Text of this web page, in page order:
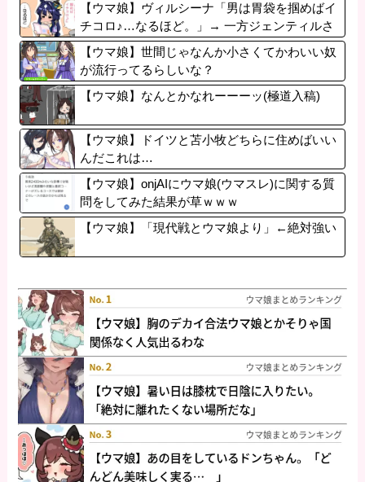
【ウマ娘】ヴィルシーナ「男は胃袋を掴めばイ
チコロ♪…なるほど。」→ 一方ジェンティルさ
ん（アカン）
【ウマ娘】世間じゃなんか小さくてかわいい奴
が流行ってるらしいな？
【ウマ娘】なんとかなれーーーッ(極道入稿)
【ウマ娘】ドイツと苫小牧どちらに住めばいい
んだこれは…
【ウマ娘】onjAIにウマ娘(ウマスレ)に関する質
問をしてみた結果が草ｗｗｗ
【ウマ娘】「現代戦とウマ娘より」←絶対強い